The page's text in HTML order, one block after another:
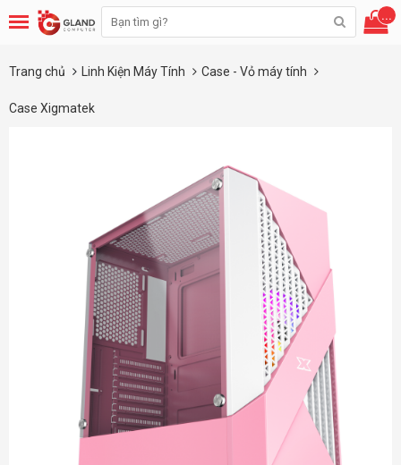
...
Trang chủ Linh Kiện Máy Tính Case - Vỏ máy tính
Case Xigmatek